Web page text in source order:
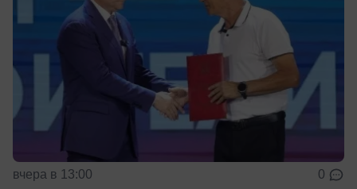
вчера в 13:00 0